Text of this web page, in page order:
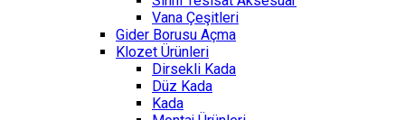
Vana Çeşitleri
Gider Borusu Açma
Klozet Ürünleri
Dirsekli Kada
Düz Kada
Kada